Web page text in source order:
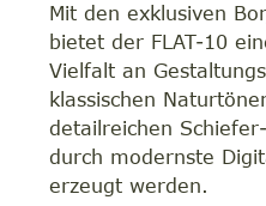
Mit den exklusiven
bietet der FLAT-10
Vielfalt an
klassischen
detailreichen
durch modernste
erzeugt werden.